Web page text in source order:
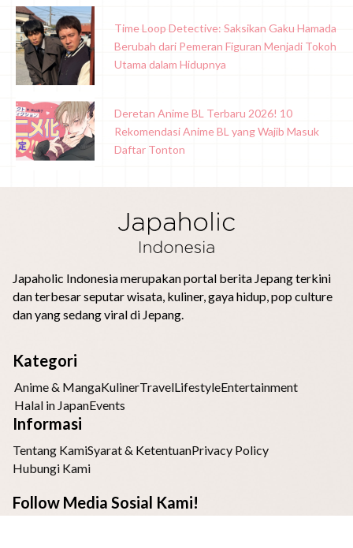
Time Loop Detective: Saksikan Gaku Hamada
Berubah dari Pemeran Figuran Menjadi Tokoh
Utama dalam Hidupnya
Deretan Anime BL Terbaru 2026! 10
Rekomendasi Anime BL yang Wajib Masuk
Daftar Tonton
Japaholic Indonesia merupakan portal berita Jepang terkini
dan terbesar seputar wisata, kuliner, gaya hidup, pop culture
dan yang sedang viral di Jepang.
Kategori
Anime & MangaKulinerTravelLifestyleEntertainment
Halal in JapanEvents
Informasi
Tentang KamiSyarat & KetentuanPrivacy Policy
Hubungi Kami
Follow Media Sosial Kami!